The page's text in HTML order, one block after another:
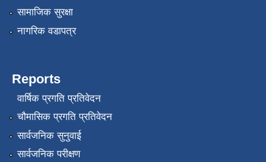
सामाजिक सुरक्षा
नागरिक वडापत्र
Reports
वार्षिक प्रगति प्रतिवेदन
चौमासिक प्रगति प्रतिवेदन
सार्वजनिक सुनुवाई
सार्वजनिक परीक्षण